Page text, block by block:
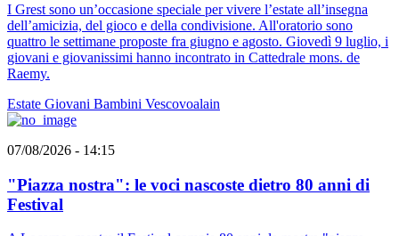
I Grest sono un’occasione speciale per vivere l’estate all’insegna
dell’amicizia, del gioco e della condivisione. All'oratorio sono
quattro le settimane proposte fra giugno e agosto. Giovedì 9 luglio, i
giovani e giovanissimi hanno incontrato in Cattedrale mons. de
Raemy.
Estate Giovani Bambini Vescovoalain
07/08/2026 - 14:15
"Piazza nostra": le voci nascoste dietro 80 anni di
Festival